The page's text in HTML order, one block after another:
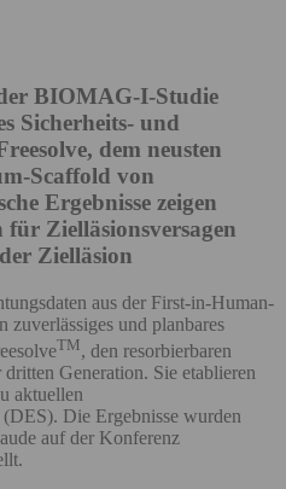
BIOMAG-I-Studie
Sicherheits- und
dem neusten
Scaffold von
Ergebnisse zeigen
Zielläsionsversagen
Zielläsion
aus der First-in-Human-
und planbares
TM, den resorbierbaren
Generation. Sie etablieren
aktuellen
Die Ergebnisse wurden
auf der Konferenz